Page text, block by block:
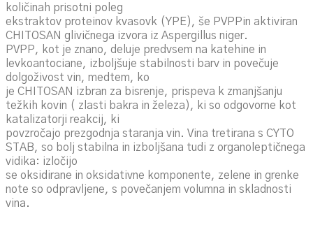
količinah prisotni poleg
ekstraktov proteinov kvasovk (YPE), še PVPPin aktiviran
CHITOSAN glivičnega izvora iz Aspergillus niger.
PVPP, kot je znano, deluje predvsem na katehine in
levkoantociane, izboljšuje stabilnosti barv in povečuje
dolgoživost vin, medtem, ko
je CHITOSAN izbran za bisrenje, prispeva k zmanjšanju
težkih kovin ( zlasti bakra in železa), ki so odgovorne kot
katalizatorji reakcij, ki
povzročajo prezgodnja staranja vin. Vina tretirana s CYTO
STAB, so bolj stabilna in izboljšana tudi z organoleptičnega
vidika: izločijo
se oksidirane in oksidativne komponente, zelene in grenke
note so odpravljene, s povečanjem volumna in skladnosti
vina.